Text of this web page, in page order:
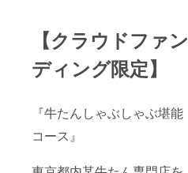
【クラウドファン
ディング限定】
『牛たんしゃぶしゃぶ堪能
コース』